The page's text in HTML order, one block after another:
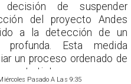
Pasado A Las 9:35
de suspender
del proyecto Andes
a la detección de un
Esta medida
un proceso ordenado de
contratistas.